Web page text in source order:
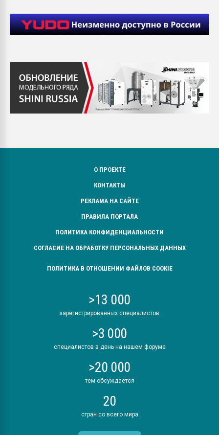
О ПРОЕКТЕ
КОНТАКТЫ
РЕКЛАМА НА САЙТЕ
ПРАВИЛА ПОРТАЛА
ПОЛИТИКА КОНФИДЕНЦИАЛЬНОСТИ
СОГЛАСИЕ НА ОБРАБОТКУ ПЕРСОНАЛЬНЫХ ДАННЫХ
ПОЛИТИКА В ОТНОШЕНИИ ФАЙЛОВ COOKIE
>13 000
зарегистрированных специалистов
>3 000
специалистов в день на нашем форуме
>20 000
тем обсуждается
20
стран со всего мира